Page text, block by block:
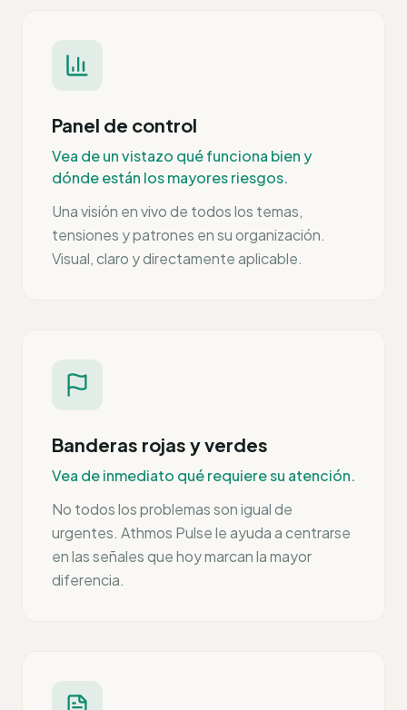
Panel de control
Vea de un vistazo qué funciona bien y
dónde están los mayores riesgos.
Una visión en vivo de todos los temas,
tensiones y patrones en su organización.
Visual, claro y directamente aplicable.
Banderas rojas y verdes
Vea de inmediato qué requiere su atención.
No todos los problemas son igual de
urgentes. Athmos Pulse le ayuda a centrarse
en las señales que hoy marcan la mayor
diferencia.